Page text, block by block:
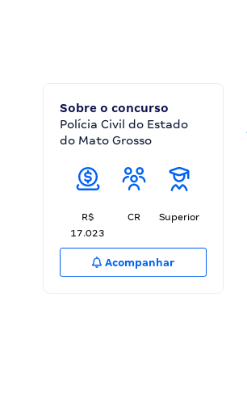
Sobre o concurso
Polícia Civil do Estado
do Mato Grosso
R$
17.023
CR Superior
Acompanhar